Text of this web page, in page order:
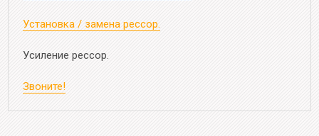
Установка / замена рессор.
Усиление рессор.
Звоните!